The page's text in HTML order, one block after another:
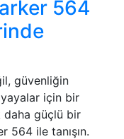
564
güvenliğin
için bir
daha güçlü bir
564 ile tanışın.